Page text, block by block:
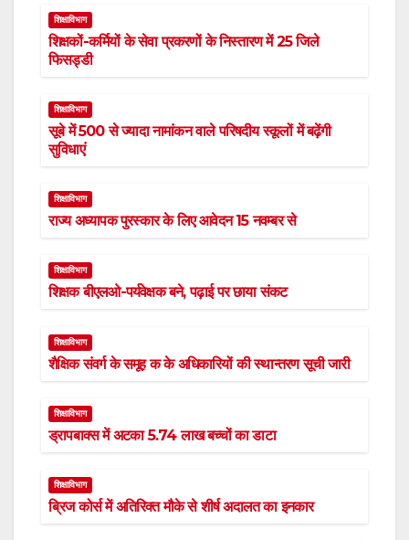
शिक्षाविभाग
शिक्षकों-कर्मियों के सेवा प्रकरणों के निस्तारण में 25 जिले
फिसड्डी
शिक्षाविभाग
सूबे में 500 से ज्यादा नामांकन वाले परिषदीय स्कूलों में बढ़ेंगी
सुविधाएं
शिक्षाविभाग
राज्य अध्यापक पुरस्कार के लिए आवेदन 15 नवम्बर से
शिक्षाविभाग
शिक्षक बीएलओ-पर्यवेक्षक बने, पढ़ाई पर छाया संकट
शिक्षाविभाग
शैक्षिक संवर्ग के समूह क के अधिकारियों की स्थान्तरण सूची जारी
शिक्षाविभाग
ड्रापबाक्स में अटका 5.74 लाख बच्चों का डाटा
शिक्षाविभाग
ब्रिज कोर्स में अतिरिक्त मौके से शीर्ष अदालत का इनकार